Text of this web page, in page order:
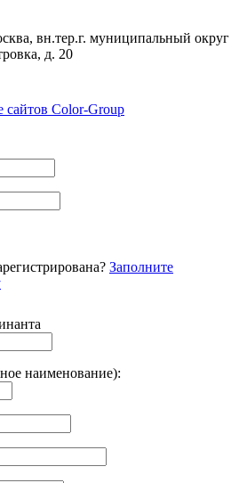
вн.тер.г. муниципальный округ
д. 20
Color-Group
Заполните
наименование):